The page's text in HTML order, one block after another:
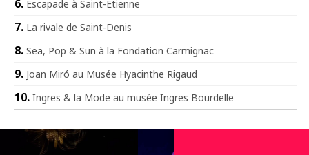
Escapade à Saint-Étienne
La rivale de Saint-Denis
Sea, Pop & Sun à la Fondation Carmignac
Joan Miró au Musée Hyacinthe Rigaud
Ingres & la Mode au musée Ingres Bourdelle